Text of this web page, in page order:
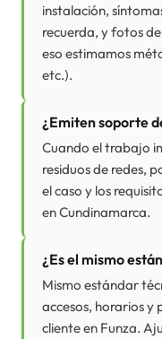
instalación,
recuerda, y fotos
eso estimamos
etc.).
¿Emiten soporte
Cuando el trabajo
residuos de redes,
el caso y los
en Cundinamarca.
¿Es el mismo
Mismo estándar
accesos, horarios y
cliente en Funza.